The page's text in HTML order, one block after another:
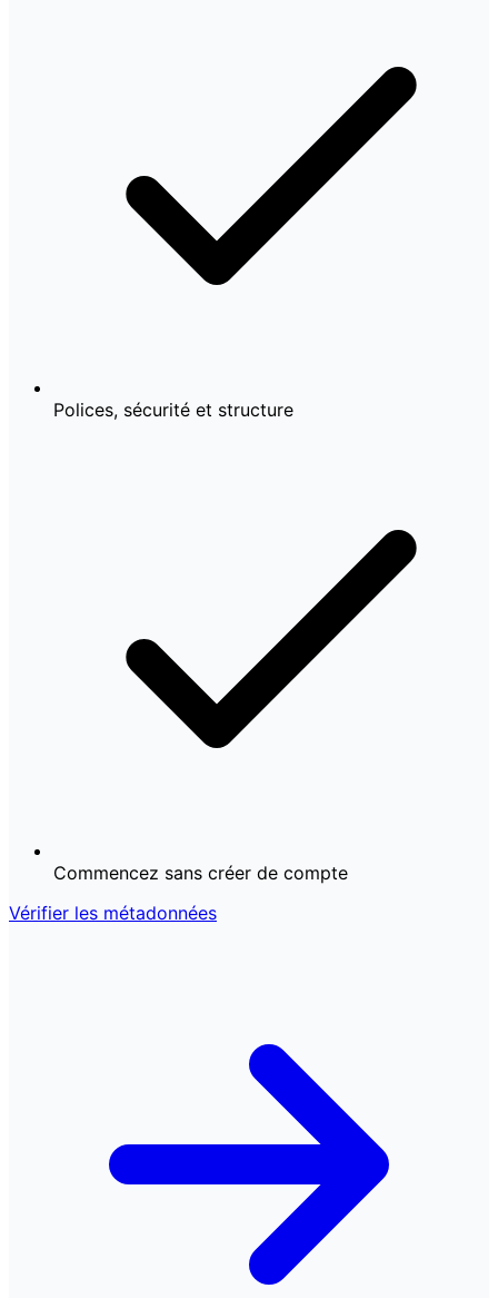
Polices, sécurité et structure
Commencez sans créer de compte
Vérifier les métadonnées